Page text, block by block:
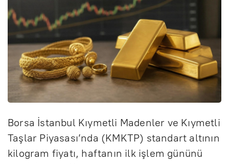
Borsa İstanbul Kıymetli Madenler ve Kıymetli
Taşlar Piyasası’nda (KMKTP) standart altının
kilogram fiyatı, haftanın ilk işlem gününü